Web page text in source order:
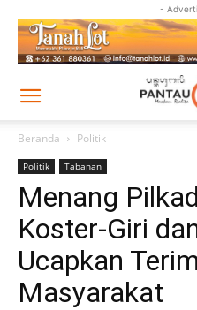
-
Beranda Politik
Politik Tabanan
Menang
Koster-Giri
Ucapkan
Masyarakat